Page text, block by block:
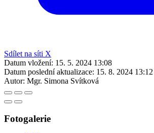
Sdílet na síti X
Datum vložení: 15. 5. 2024 13:08
Datum poslední aktualizace: 15. 8. 2024 13:12
Autor: Mgr. Simona Svítková
Fotogalerie